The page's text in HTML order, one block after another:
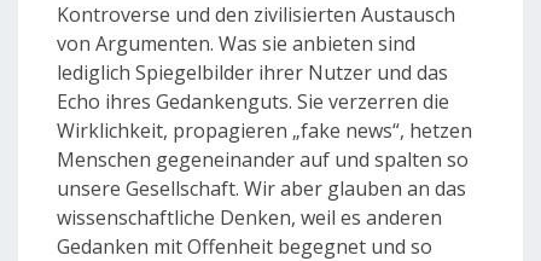
Kontroverse und den zivilisierten Austausch
von Argumenten. Was sie anbieten sind
lediglich Spiegelbilder ihrer Nutzer und das
Echo ihres Gedankenguts. Sie verzerren die
Wirklichkeit, propagieren „fake news“, hetzen
Menschen gegeneinander auf und spalten so
unsere Gesellschaft. Wir aber glauben an das
wissenschaftliche Denken, weil es anderen
Gedanken mit Offenheit begegnet und so